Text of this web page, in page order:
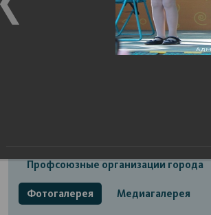
Жилищно-коммунальное хозяйство
Инвестиционная привлекательность
Профсоюзные организации города
Фотогалерея Медиагалерея